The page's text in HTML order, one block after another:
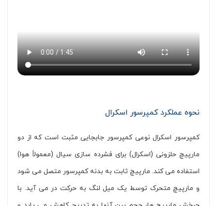
نحوه عملکرد کمپرسور اسکرال
کمپرسور اسکرال نوعی کمپرسور جابجایی مثبت است که از دو
مارپیچ حلزونی (اسکرال) برای فشرده سازی سیال (معمولاً هوا)
استفاده می کند. مارپیچ ثابت به بدنه کمپرسور متصل می شود
و مارپیچ متحرک توسط یک میل لنگ به حرکت در می آید. با